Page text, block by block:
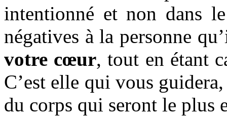
intentionné et non dans
négatives à la personne
votre cœur, tout en étant
C’est elle qui vous
du corps qui seront le plus